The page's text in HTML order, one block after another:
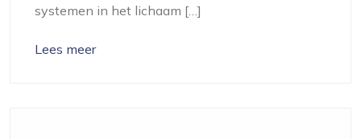
systemen in het lichaam […]
Lees meer